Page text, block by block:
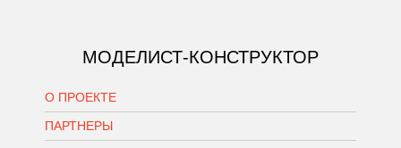
МОДЕЛИСТ-КОНСТРУКТОР
О ПРОЕКТЕ
ПАРТНЕРЫ